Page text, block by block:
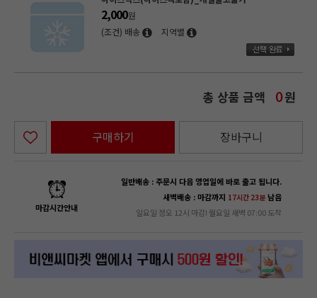
2,000원
(조건) 배송
지역별
총 상품 금액 0원
구매하기 장바구니
마감시간안내
일반배송 : 주문시 다음 영업일에 바로 출고 됩니다.
새벽배송 : 마감까지 17시간 23분남음
일요일 정오 12시 마감! 월요일 새벽 07:00 도착